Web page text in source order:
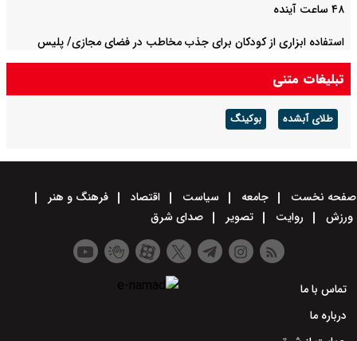
۴۸ ساعت آینده
استفاده ابزاری از کودکان برای جذب مخاطب در فضای مجازی/ پلیس
پایتخت اطلاعیه داد
تبلیغات متنی
طلای آبشده بوکینگ
صفحه نخست جامعه سیاست اقتصاد
فرهنگ و هنر
ورزش
روایت تصویر صدای شرق
تماس با ما
درباره ما